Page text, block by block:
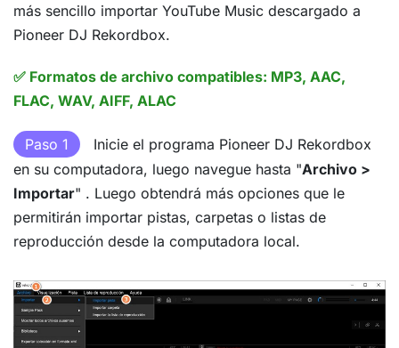
más sencillo importar YouTube Music descargado a
Pioneer DJ Rekordbox.
✅ Formatos de archivo compatibles: MP3, AAC,
FLAC, WAV, AIFF, ALAC
Paso 1
Inicie el programa Pioneer DJ Rekordbox
en su computadora, luego navegue hasta "Archivo >
Importar" . Luego obtendrá más opciones que le
permitirán importar pistas, carpetas o listas de
reproducción desde la computadora local.